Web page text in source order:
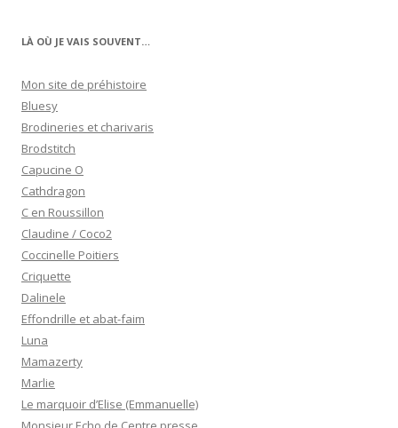
LÀ OÙ JE VAIS SOUVENT…
Mon site de préhistoire
Bluesy
Brodineries et charivaris
Brodstitch
Capucine O
Cathdragon
C en Roussillon
Claudine / Coco2
Coccinelle Poitiers
Criquette
Dalinele
Effondrille et abat-faim
Luna
Mamazerty
Marlie
Le marquoir d’Elise (Emmanuelle)